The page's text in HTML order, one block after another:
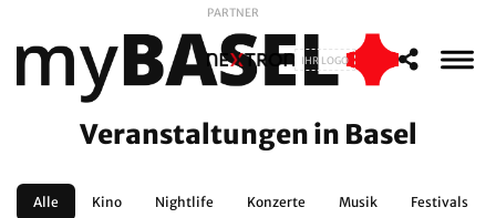
PARTNER
IHR LOGO
Veranstaltungen in Basel
Alle Kino Nightlife Konzerte Musik Festivals